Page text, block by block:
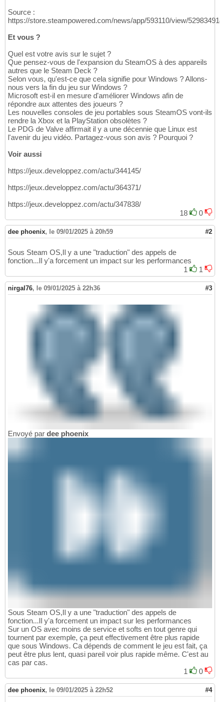
Source :
https://store.steampowered.com/news/app/593110/view/
Et vous ?
Quel est votre avis sur le sujet ?
Que pensez-vous de l'expansion du SteamOS à des appareils
autres que le Steam Deck ?
Selon vous, qu'est-ce que cela signifie pour Windows ? Allons-
nous vers la fin du jeu sur Windows ?
Microsoft est-il en mesure d'améliorer Windows afin de
répondre aux attentes des joueurs ?
Les nouvelles consoles de jeu portables sous SteamOS vont-ils
rendre la Xbox et la PlayStation obsolètes ?
Le PDG de Valve affirmait il y a une décennie que Linux est
l'avenir du jeu vidéo. Partagez-vous son avis ? Pourquoi ?
Voir aussi
https://jeux.developpez.com/actu/344145/
https://jeux.developpez.com/actu/364371/
https://jeux.developpez.com/actu/347838/
18
0
dee phoenix, le 09/01/2025 à 20h59 #2
Sous Steam OS,Il y a une "traduction" des appels de
fonction...Il y'a forcement un impact sur les performances
1
1
nirgal76, le 09/01/2025 à 22h36 #3
Envoyé par dee phoenix
Sous Steam OS,Il y a une "traduction" des appels de
fonction...Il y'a forcement un impact sur les performances
Sur un OS avec moins de service et softs en tout genre qui
tournent par exemple, ça peut effectivement être plus rapide
que sous Windows. Ca dépends de comment le jeu est fait, ça
peut être plus lent, quasi pareil voir plus rapide même. C'est au
cas par cas.
1
0
dee phoenix, le 09/01/2025 à 22h52 #4